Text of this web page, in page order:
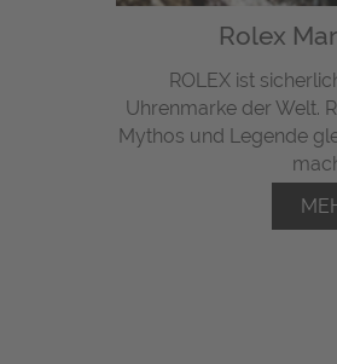
Rolex
ROLEX ist
Uhrenmarke der Welt.
Mythos und Legende